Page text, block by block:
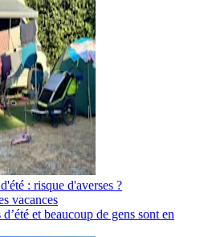
: risque d'averses ?
vacances
et beaucoup de gens sont en